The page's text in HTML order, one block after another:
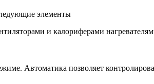
элементы
и калориферами
Автоматика позволяет